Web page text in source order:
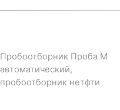
Пробоотборник Проба М
автоматический,
пробоотборник нетфти